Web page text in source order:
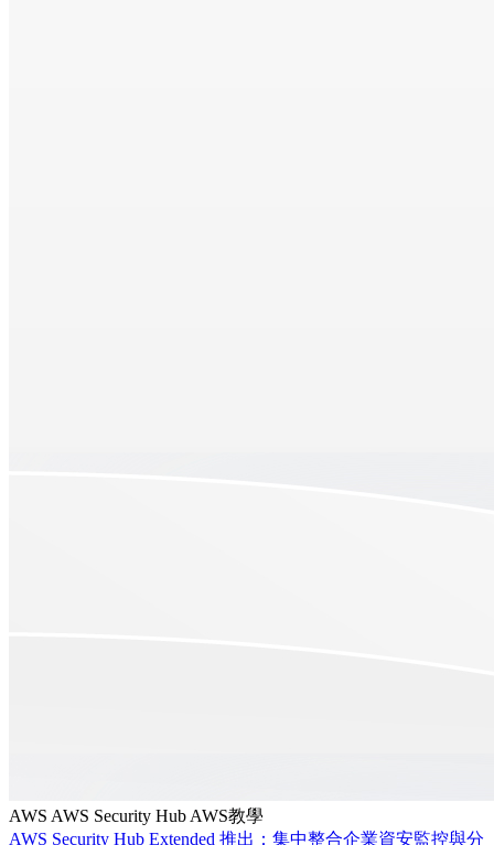
AWS AWS Security Hub AWS教學
AWS Security Hub Extended 推出：集中整合企業資安監控與分